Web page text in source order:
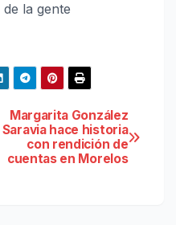
la gente
Margarita González
Saravia hace historia
con rendición de
cuentas en Morelos